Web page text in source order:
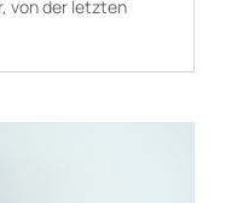
von der letzten